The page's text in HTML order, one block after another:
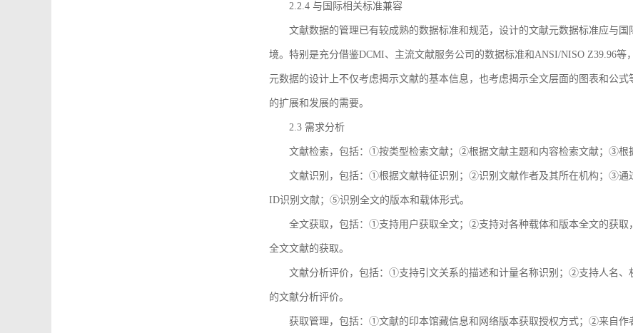
2.2.4 与国际相关标准兼容
文献数据的管理已有较成熟的数据标准和规范，设计的文献元数据标准应与
境。特别是充分借鉴DCMI、主流文献服务公司的数据标准和ANSI/NISO Z39.96
元数据的设计上不仅考虑揭示文献的基本信息，也考虑揭示全文层面的图表和公
的扩展和发展的需要。
2.3 需求分析
文献检索，包括：①按类型检索文献；②根据文献主题和内容检索文献；③根
文献识别，包括：①根据文献特征识别；②识别文献作者及其所在机构；③通
ID识别文献；⑤识别全文的版本和载体形式。
全文获取，包括：①支持用户获取全文；②支持对各种载体和版本全文的获
全文文献的获取。
文献分析评价，包括：①支持引文关系的描述和计量名称识别；②支持人名
的文献分析评价。
获取管理，包括：①文献的印本馆藏信息和网络版本获取授权方式；②来自作